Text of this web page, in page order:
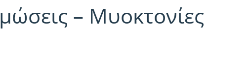
– Μυοκτονίες